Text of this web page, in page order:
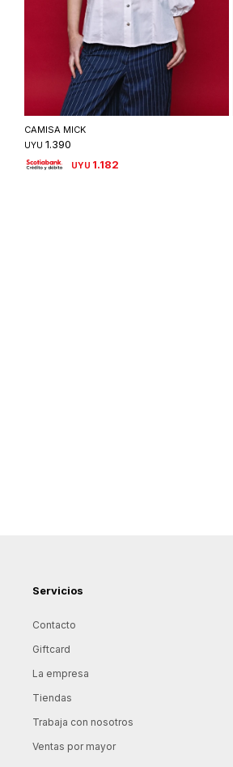
Seleccionar talle
CAMISA MICK
UYU 1.390
UYU 1.182
Servicios
Contacto
Giftcard
La empresa
Tiendas
Trabaja con nosotros
Ventas por mayor